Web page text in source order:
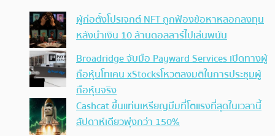
ผู้ก่อตั้งโปรเจกต์ NFT ถูกฟ้องข้อหาหลอกลงทุน
หลังนำเงิน 10 ล้านดอลลาร์ไปเล่นพนัน
Broadridge จับมือ Payward Services เปิดทางผู้
ถือหุ้นโทเคน xStocksโหวตลงมติในการประชุมผู้
ถือหุ้นจริง
Cashcat ขึ้นแท่นเหรียญมีมที่โตแรงที่สุดในเวลานี้
สัปดาห์เดียวพุ่งกว่า 150%